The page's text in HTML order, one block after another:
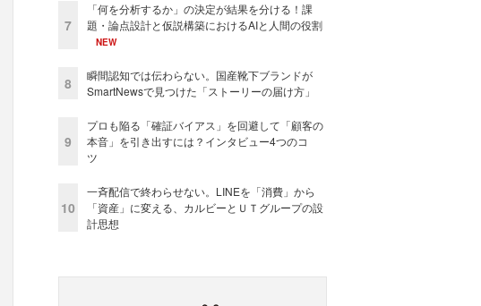
7
「何を分析するか」の決定が結果を分ける！課
題・論点設計と仮説構築におけるAIと人間の役割
NEW
8
瞬間認知では伝わらない。国産靴下ブランドが
SmartNewsで見つけた「ストーリーの届け方」
9
プロも陥る「確証バイアス」を回避して「顧客の
本音」を引き出すには？インタビュー4つのコ
ツ
10
一斉配信で終わらせない。LINEを「消費」から
「資産」に変える、カルビーとＵＴグループの設
計思想